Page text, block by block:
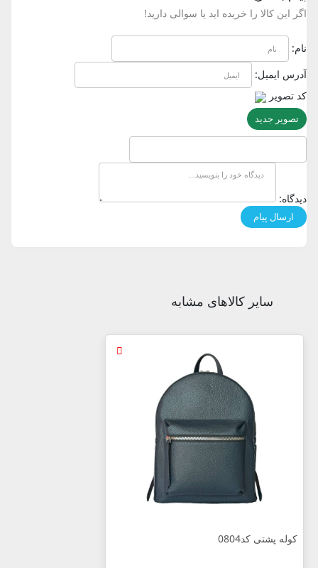
اگر این کالا را خریده اید یا سوالی دارید!
نام:
آدرس ایمیل:
کد تصویر
تصویر جدید
دیدگاه:
سایر کالاهای مشابه
کوله پشتی کد0804